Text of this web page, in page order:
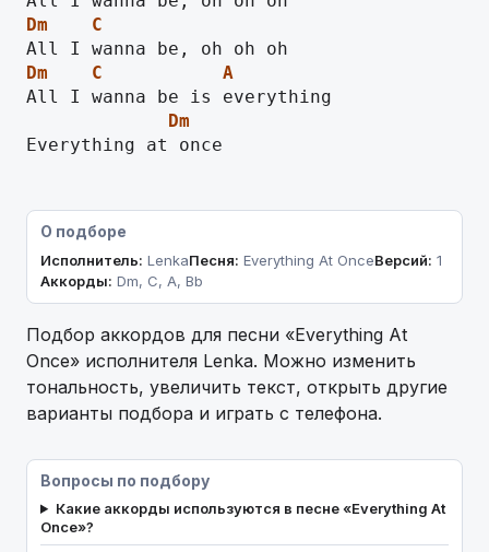
Dm
C
Dm
C
A
Dm
Everything at once
О подборе
Исполнитель: LenkaПесня: Everything At OnceВерсий: 1
Аккорды: Dm, C, A, Bb
Подбор аккордов для песни «Everything At
Once» исполнителя Lenka. Можно изменить
тональность, увеличить текст, открыть другие
варианты подбора и играть с телефона.
Вопросы по подбору
Какие аккорды используются в песне «Everything At
Once»?